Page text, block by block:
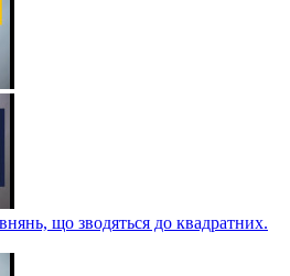
що зводяться до квадратних.